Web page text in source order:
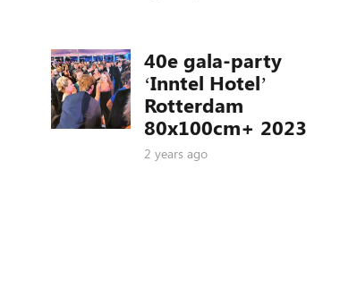
40e gala-party
‘Inntel Hotel’
Rotterdam
80x100cm+ 2023
2 years ago